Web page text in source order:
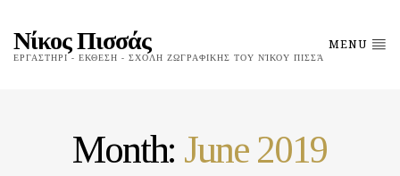
Νίκος Πισσάς
ΕΡΓΑΣΤΗΡΙ - ΕΚΘΕΣΗ - ΣΧΟΛΗ ΖΩΓΡΑΦΙΚΗΣ ΤΟΥ ΝΊΚΟΥ ΠΙΣΣΆ
MENU
Month: June 2019